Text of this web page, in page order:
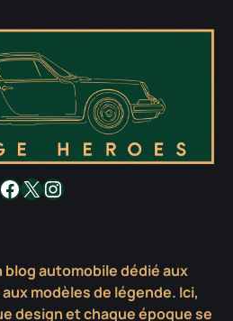
Facebook
X Instagram
automobile dédié aux
modèles de légende. Ici,
design et chaque époque se